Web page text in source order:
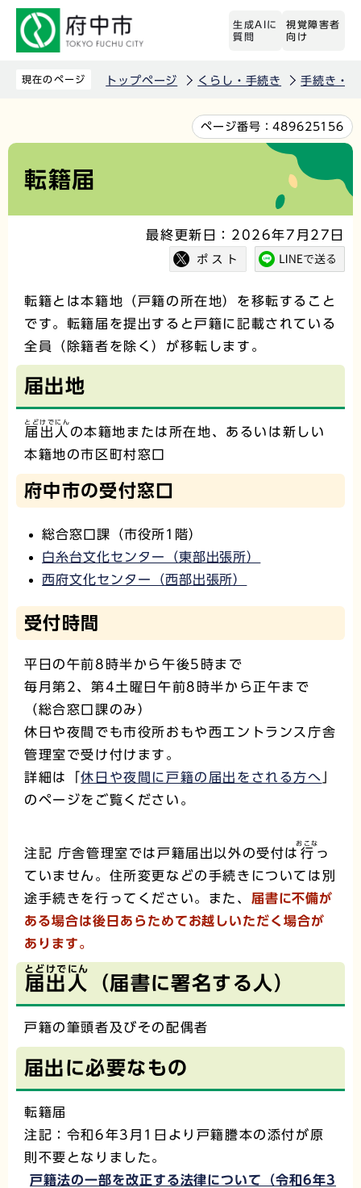
先
す
生成AIに
質問
視覚障害者
向け
現在のページ トップページ くらし・手続き 手続き・
文
か
ページ番号：489625156
転籍届
最終更新日：2026年7月27日
転籍とは本籍地（戸籍の所在地）を移転すること
です。転籍届を提出すると戸籍に記載されている
全員（除籍者を除く）が移転します。
届出地
届出人
とどけでにん
の本籍地または所在地、あるいは新しい
本籍地の市区町村窓口
府中市の受付窓口
総合窓口課（市役所1階）
白糸台文化センター（東部出張所）
西府文化センター（西部出張所）
受付時間
平日の午前8時半から午後5時まで
毎月第2、第4土曜日午前8時半から正午まで
（総合窓口課のみ）
休日や夜間でも市役所おもや西エントランス庁舎
管理室で受け付けます。
詳細は「休日や夜間に戸籍の届出をされる方へ
のページをご覧ください。
注記 庁舎管理室では戸籍届出以外の受付は 行
おこな
っ
ていません。住所変更などの手続きについては別
途手続きを行ってください。また、 届書に不備が
ある場合は後日あらためてお越しいただく場合が
あります。
届出人
とどけでにん
（届書に署名する人）
戸籍の筆頭者及びその配偶者
届出に必要なもの
転籍届
注記：令和6年3月1日より戸籍謄本の添付が原
則不要となりました。
戸籍法の一部を改正する法律について（令和6年3